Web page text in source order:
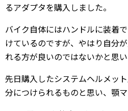
るアダプタを購入しました。
バイク自体にはハンドルに装着
けているのですが、やはり自分
れる方が良いのではないかと思い
先日購入したシステムヘルメッ
分につけられるものと思い、顎